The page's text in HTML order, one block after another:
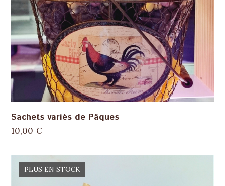
Sachets variés de Pâques
10,00€
PLUS EN STOCK